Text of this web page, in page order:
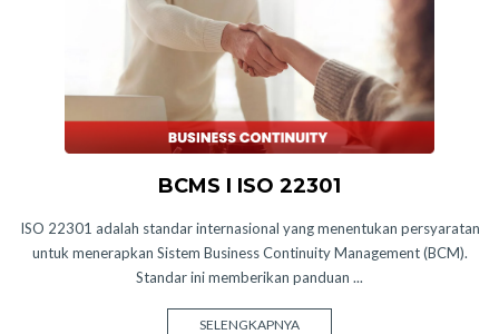
BCMS I ISO 22301
ISO 22301 adalah standar internasional yang menentukan persyaratan
untuk menerapkan Sistem Business Continuity Management (BCM).
Standar ini memberikan panduan ...
SELENGKAPNYA